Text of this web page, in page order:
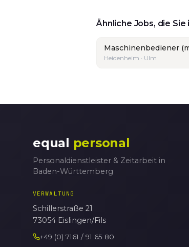
Ähnliche Jobs, die
Maschinenbediener
Heidenheim · Ulm
equal personal
Personaldienstleister & Zeitarbeit in
Baden-Württemberg
VERWALTUNG
Schillerstraße 21
73054 Eislingen/Fils
+49 (0) 7161 / 91 65 80